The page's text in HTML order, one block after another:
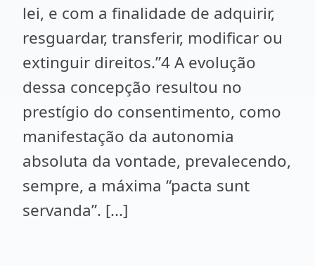
lei, e com a finalidade de adquirir,
resguardar, transferir, modificar ou
extinguir direitos.”4 A evolução
dessa concepção resultou no
prestígio do consentimento, como
manifestação da autonomia
absoluta da vontade, prevalecendo,
sempre, a máxima “pacta sunt
servanda”. [...]